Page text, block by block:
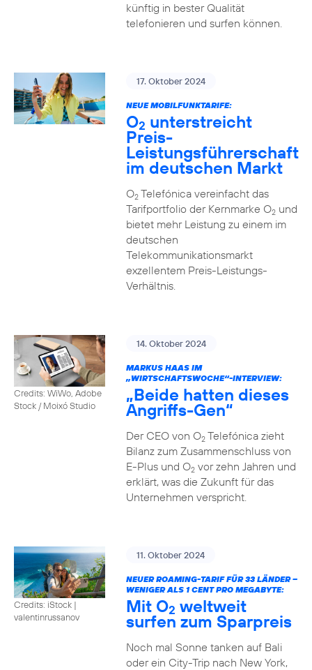
künftig in bester Qualität
telefonieren und surfen können.
17. Oktober 2024
NEUE MOBILFUNKTARIFE:
O2 unterstreicht
Preis-
Leistungsführerschaft
im deutschen Markt
O2Telefónica vereinfacht das
Tarifportfolio der Kernmarke O2und
bietet mehr Leistung zu einem im
deutschen
Telekommunikationsmarkt
exzellentem Preis-Leistungs-
Verhältnis.
Credits: WiWo, Adobe
Stock / Moixó Studio
14. Oktober 2024
MARKUS HAAS IM
„WIRTSCHAFTSWOCHE“-INTERVIEW:
„Beide hatten dieses
Angriffs-Gen“
Der CEO von O2Telefónica zieht
Bilanz zum Zusammenschluss von
E-Plus und O2vor zehn Jahren und
erklärt, was die Zukunft für das
Unternehmen verspricht.
Credits: iStock |
valentinrussanov
11. Oktober 2024
NEUER ROAMING-TARIF FÜR 33 LÄNDER –
WENIGER ALS 1 CENT PRO MEGABYTE:
Mit O2 weltweit
surfen zum Sparpreis
Noch mal Sonne tanken auf Bali
oder ein City-Trip nach New York,